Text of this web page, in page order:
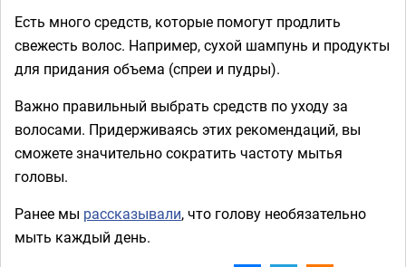
Есть много средств, которые помогут продлить
свежесть волос. Например, сухой шампунь и продукты
для придания объема (спреи и пудры).
Важно правильный выбрать средств по уходу за
волосами. Придерживаясь этих рекомендаций, вы
сможете значительно сократить частоту мытья
головы.
Ранее мы рассказывали, что голову необязательно
мыть каждый день.